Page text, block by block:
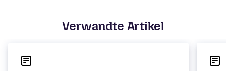
Verwandte Artikel